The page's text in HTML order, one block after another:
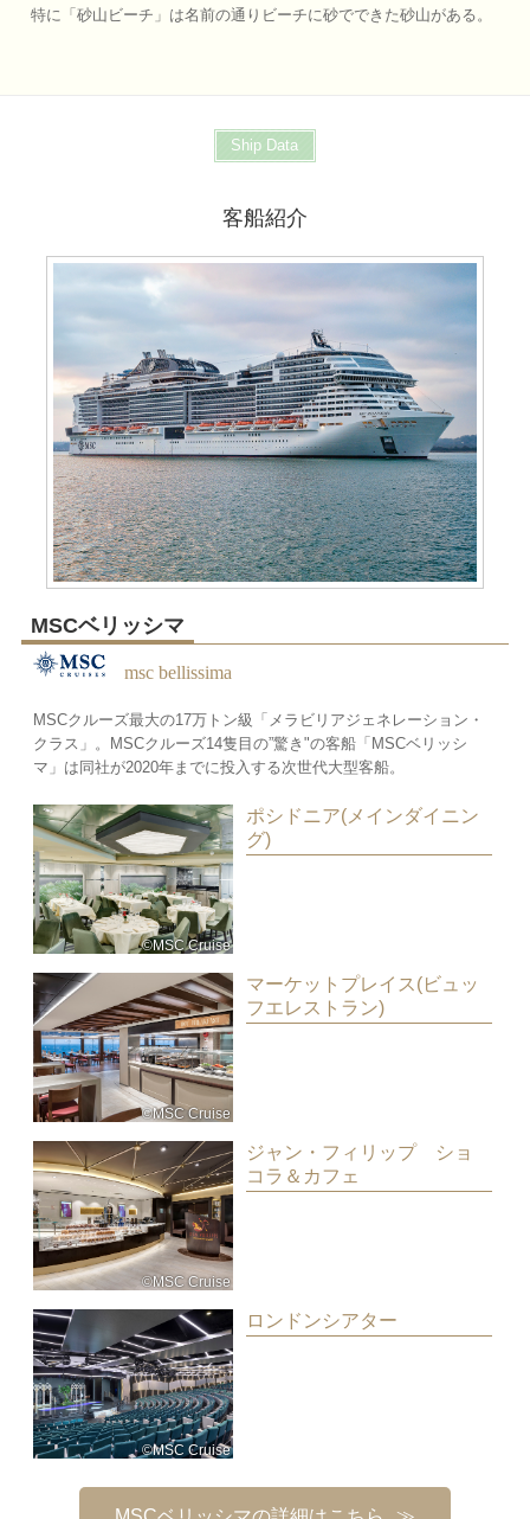
特に「砂山ビーチ」は名前の通りビーチに砂でできた砂山がある。
Ship Data
客船紹介
MSCベリッシマ
msc bellissima
MSCクルーズ最大の17万トン級「メラビリアジェネレーション・
クラス」。MSCクルーズ14隻目の”驚き"の客船「MSCベリッシ
マ」は同社が2020年までに投入する次世代大型客船。
©MSC Cruise
ポシドニア(メインダイニン
グ)
©MSC Cruise
マーケットプレイス(ビュッ
フエレストラン)
©MSC Cruise
ジャン・フィリップ ショ
コラ＆カフェ
©MSC Cruise
ロンドンシアター